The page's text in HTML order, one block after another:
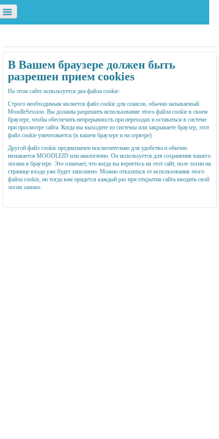
В КУРСЫ Вы не вошли в систему (Вход)
В Вашем браузере должен быть
разрешен прием cookies
На этом сайте используется два файла cookie:
Строго необходимым является файл cookie для сеансов, обычно называемый
MoodleSession. Вы должны разрешить использование этого файла cookie в своем
браузере, чтобы обеспечить непрерывность при переходах и оставаться в системе
при просмотре сайта. Когда вы выходите из системы или закрываете браузер, этот
файл cookie уничтожается (в вашем браузере и на сервере).
Другой файл cookie предназначен исключительно для удобства и обычно
называется MOODLEID или аналогично. Он используется для сохранения вашего
логина в браузере. Это означает, что когда вы вернетесь на этот сайт, поле логин на
странице входа уже будет заполнено. Можно отказаться от использования этого
файла cookie, но тогда вам придется каждый раз при открытии сайта вводить свой
логин заново.